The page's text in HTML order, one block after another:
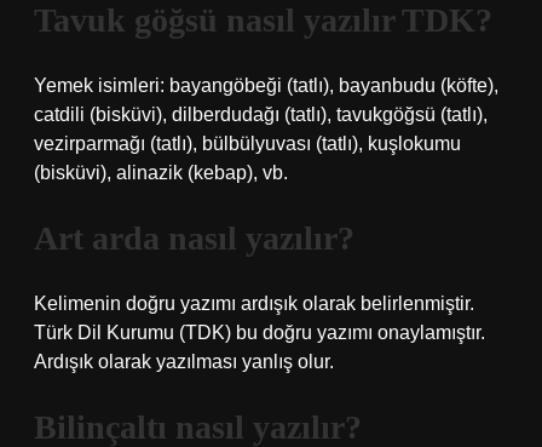
Tavuk göğsü nasıl yazılır TDK?
Yemek isimleri: bayangöbeği (tatlı), bayanbudu (köfte),
catdili (bisküvi), dilberdudağı (tatlı), tavukgöğsü (tatlı),
vezirparmağı (tatlı), bülbülyuvası (tatlı), kuşlokumu
(bisküvi), alinazik (kebap), vb.
Art arda nasıl yazılır?
Kelimenin doğru yazımı ardışık olarak belirlenmiştir.
Türk Dil Kurumu (TDK) bu doğru yazımı onaylamıştır.
Ardışık olarak yazılması yanlış olur.
Bilinçaltı nasıl yazılır?